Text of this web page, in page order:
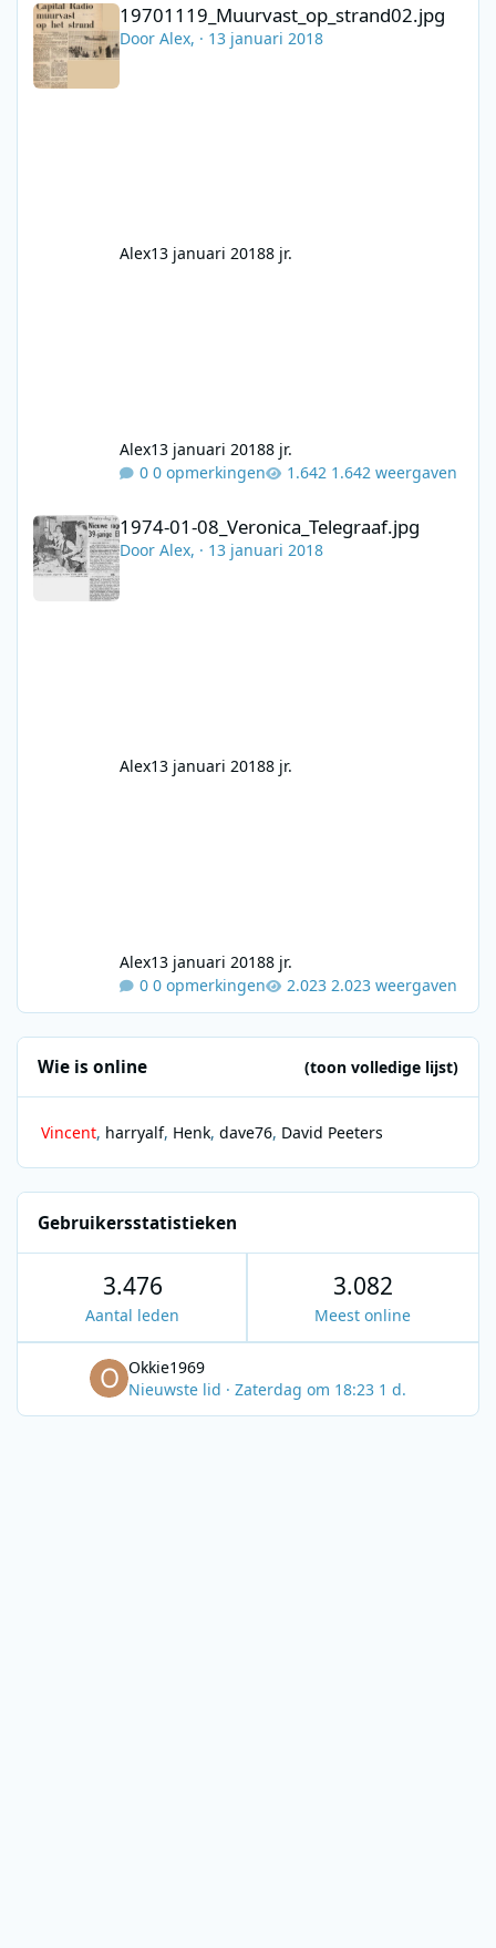
19701119_Muurvast_op_strand02.jpg
Door Alex, · 13 januari 2018
Alex13 januari 20188 jr.
Alex13 januari 20188 jr.
0 opmerkingen
1.642 weergaven
1974-01-08_Veronica_Telegraaf.jpg
1974-01-08_Veronica_Telegraaf.jpg
Door Alex, · 13 januari 2018
Alex13 januari 20188 jr.
Alex13 januari 20188 jr.
0 opmerkingen
2.023 weergaven
Wie is online (toon volledige lijst)
Vincent harryalf Henk dave76 David Peeters
Gebruikersstatistieken
3.476
Aantal leden
3.082
Meest online
Okkie1969
Nieuwste lid · Zaterdag om 18:23 1 d.